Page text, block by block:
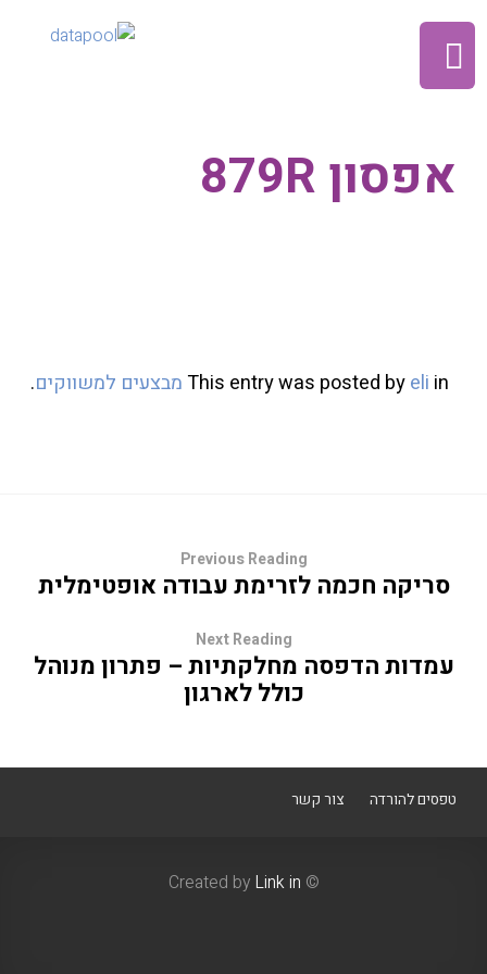
אפסון 879R
This entry was posted byeli in מבצעים למשווקים.
Previous Reading
סריקה חכמה לזרימת עבודה אופטימלית
Next Reading
עמדות הדפסה מחלקתיות – פתרון מנוהל
כולל לארגון
טפסים להורדה צור קשר
© Created by
Link in